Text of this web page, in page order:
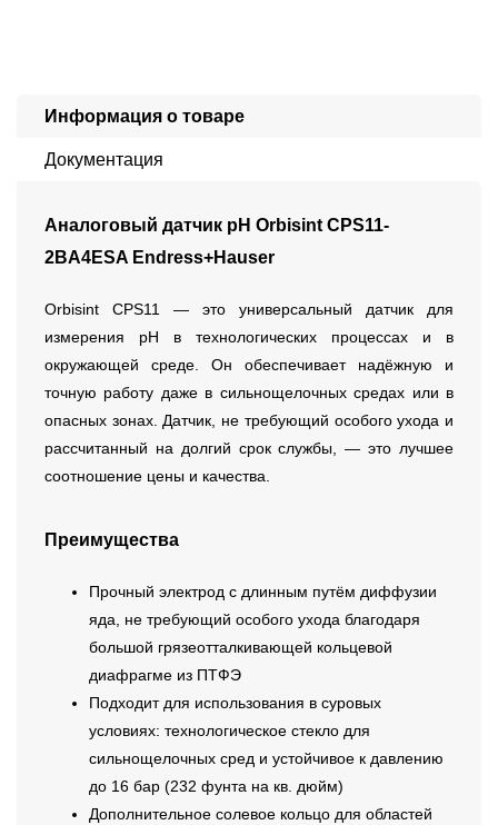
Информация о товаре
Документация
Аналоговый датчик pH Orbisint CPS11-
2BA4ESA Endress+Hauser
Orbisint CPS11 — это универсальный датчик для
измерения pH в технологических процессах и в
окружающей среде. Он обеспечивает надёжную и
точную работу даже в сильнощелочных средах или в
опасных зонах. Датчик, не требующий особого ухода и
рассчитанный на долгий срок службы, — это лучшее
соотношение цены и качества.
Преимущества
Прочный электрод с длинным путём диффузии
яда, не требующий особого ухода благодаря
большой грязеотталкивающей кольцевой
диафрагме из ПТФЭ
Подходит для использования в суровых
условиях: технологическое стекло для
сильнощелочных сред и устойчивое к давлению
до 16 бар (232 фунта на кв. дюйм)
Дополнительное солевое кольцо для областей